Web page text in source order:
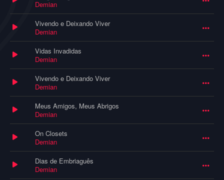
Demian
Vivendo e Deixando Viver
Demian
Vidas Invadidas
Demian
Vivendo e Deixando Viver
Demian
Meus Amigos, Meus Abrigos
Demian
On Closets
Demian
Dias de Embriaguês
Demian